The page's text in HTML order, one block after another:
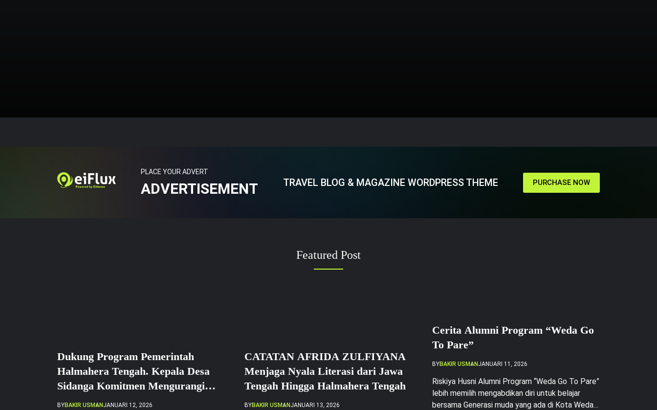
BAKIR USMAN PLACE YOUR ADVERT
ADVERTISEMENT TRAVEL BLOG & MAGAZINE WORDPRESS THEME PURCHASE NOW
Featured Post
Dukung Program Pemerintah
Halmahera Tengah. Kepala Desa
Sidanga Komitmen Mengurangi
Angka Putus Sekolah
BYBAKIR USMAN JANUARI 12, 2026
CATATAN AFRIDA ZULFIYANA
Menjaga Nyala Literasi dari Jawa
Tengah Hingga Halmahera Tengah
BYBAKIR USMAN JANUARI 13, 2026
Cerita Alumni Program “Weda Go
To Pare”
BYBAKIR USMAN JANUARI 11, 2026
Riskiya Husni Alumni Program “Weda Go To Pare”
lebih memilih mengabdikan diri untuk belajar
bersama Generasi muda yang ada di Kota Weda